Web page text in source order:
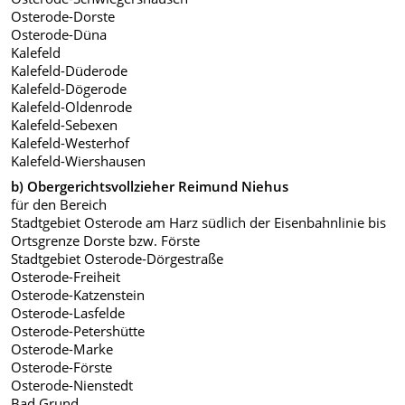
Osterode-Dorste
Osterode-Düna
Kalefeld
Kalefeld-Düderode
Kalefeld-Dögerode
Kalefeld-Oldenrode
Kalefeld-Sebexen
Kalefeld-Westerhof
Kalefeld-Wiershausen
b) Obergerichtsvollzieher Reimund Niehus
für den Bereich
Stadtgebiet Osterode am Harz südlich der Eisenbahnlinie bis
Ortsgrenze Dorste bzw. Förste
Stadtgebiet Osterode-Dörgestraße
Osterode-Freiheit
Osterode-Katzenstein
Osterode-Lasfelde
Osterode-Petershütte
Osterode-Marke
Osterode-Förste
Osterode-Nienstedt